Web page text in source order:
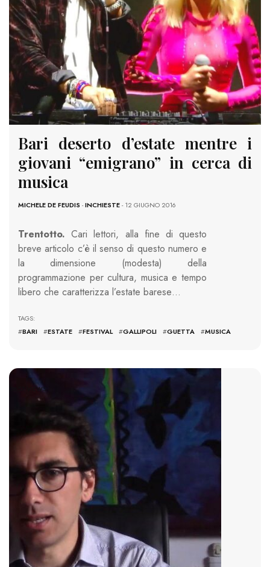
Bari deserto d’estate mentre i
giovani “emigrano” in cerca di
musica
MICHELE DE FEUDIS -INCHIESTE- 12 GIUGNO 2016
Trentotto. Cari lettori, alla fine di questo
breve articolo c’è il senso di questo numero e
la dimensione (modesta) della
programmazione per cultura, musica e tempo
libero che caratterizza l’estate barese…
TAGS:
#BARI #ESTATE #FESTIVAL #GALLIPOLI #GUETTA #MUSICA
3657 VIEWS